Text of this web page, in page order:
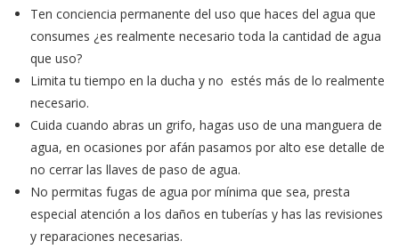
Ten conciencia permanente del uso que haces del agua que
consumes ¿es realmente necesario toda la cantidad de agua
que uso?
Limita tu tiempo en la ducha y no estés más de lo realmente
necesario.
Cuida cuando abras un grifo, hagas uso de una manguera de
agua, en ocasiones por afán pasamos por alto ese detalle de
no cerrar las llaves de paso de agua.
No permitas fugas de agua por mínima que sea, presta
especial atención a los daños en tuberías y has las revisiones
y reparaciones necesarias.